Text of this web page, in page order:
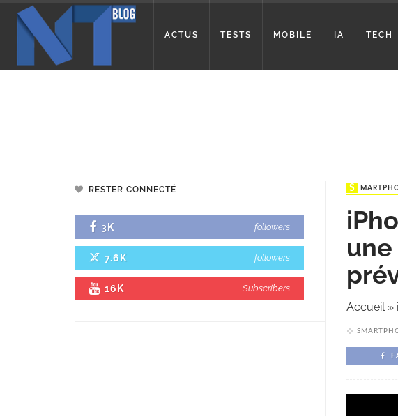
ACTUS TESTS MOBILE IA TECH
Accueil»
RESTER CONNECTÉ
3K followers
7.6K followers
16K Subscribers